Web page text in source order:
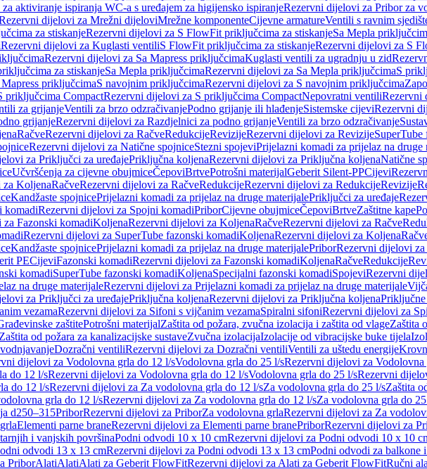
aktiviranje ispiranja WC-a s uređajem za higijensko ispiranjeRezervni dijelovi za Pribor za
dijelovi za Mrežni dijeloviMrežne komponenteCijevne armatureVentili s ravnim
za stiskanjeRezervni dijelovi za S FlowFit priključcima za stiskanjeSa Mepla
Rezervni dijelovi za Kuglasti ventiliS FlowFit priključcima za stiskanjeRezervni dijelovi za S
Rezervni dijelovi za Sa Mapress priključcimaKuglasti ventili za ugradnju u zid
za stiskanjeSa Mepla priključcimaRezervni dijelovi za Sa Mepla priključcimaS
priključcimaS navojnim priključcimaRezervni dijelovi za S navojnim priključcima
priključcima CompactRezervni dijelovi za S priključcima CompactNepovratni ventiliRezervni
za grijanjeVentili za brzo odzračivanjePodno grijanje ili hlađenjeSistemske cijeviRezervni
grijanjeRezervni dijelovi za Razdjelnici za podno grijanjeVentili za brzo odzračivanje
RačveRezervni dijelovi za RačveRedukcijeRevizijeRezervni dijelovi za RevizijeSuperTube
Rezervni dijelovi za Natične spojniceStezni spojeviPrijelazni komadi za prijelaz na druge
za Priključci za uređajePriključna koljenaRezervni dijelovi za Priključna koljenaNatične
Učvršćenja za cijevne obujmiceČepoviBrtvePotrošni materijalGeberit Silent-PPCijevi
KoljenaRačveRezervni dijelovi za RačveRedukcijeRezervni dijelovi za RedukcijeRevizije
Kandžaste spojnicePrijelazni komadi za prijelaz na druge materijalePriključci za uređaje
komadiRezervni dijelovi za Spojni komadiPriborCijevne obujmiceČepoviBrtveZaštitne kape
Fazonski komadiKoljenaRezervni dijelovi za KoljenaRačveRezervni dijelovi za Račve
Rezervni dijelovi za SuperTube fazonski komadiKoljenaRezervni dijelovi za Koljena
Kandžaste spojnicePrijelazni komadi za prijelaz na druge materijalePriborRezervni dijelovi
PECijeviFazonski komadiRezervni dijelovi za Fazonski komadiKoljenaRačveRedukcije
komadiSuperTube fazonski komadiKoljenaSpecijalni fazonski komadiSpojeviRezervni
na druge materijaleRezervni dijelovi za Prijelazni komadi za prijelaz na druge materijale
za Priključci za uređajePriključna koljenaRezervni dijelovi za Priključna koljena
vezamaRezervni dijelovi za Sifoni s vijčanim vezamaSpiralni sifoniRezervni dijelovi za
zaštitePotrošni materijalZaštita od požara, zvučna izolacija i zaštita od vlageZaštita
od požara za kanalizacijske sustaveZvučna izolacijaIzolacije od vibracijske buke tijela
Dozračni ventiliRezervni dijelovi za Dozračni ventiliVentili za uštedu energije
dijelovi za Vodolovna grla do 12 l/sVodolovna grla do 25 l/sRezervni dijelovi za Vodolovna
do 12 l/sRezervni dijelovi za Vodolovna grla do 12 l/sVodolovna grla do 25 l/sRezervni
do 12 l/sRezervni dijelovi za Za vodolovna grla do 12 l/sZa vodolovna grla do 25 l/sZaštita
grla do 12 l/sRezervni dijelovi za Za vodolovna grla do 12 l/sZa vodolovna grla do
d250–315PriborRezervni dijelovi za PriborZa vodolovna grlaRezervni dijelovi za Za
Elementi parne braneRezervni dijelovi za Elementi parne branePriborRezervni dijelovi za
i vanjskih površinaPodni odvodi 10 x 10 cmRezervni dijelovi za Podni odvodi 10 x 10
odvodi 13 x 13 cmRezervni dijelovi za Podni odvodi 13 x 13 cmPodni odvodi za balkone
PriborAlatiAlatiAlati za Geberit FlowFitRezervni dijelovi za Alati za Geberit FlowFitRučni